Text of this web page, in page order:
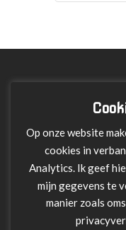
Over
Betalen
Privacy
Op onze website
cookies in
Analytics. Ik geef
mijn gegevens te
manier zoals